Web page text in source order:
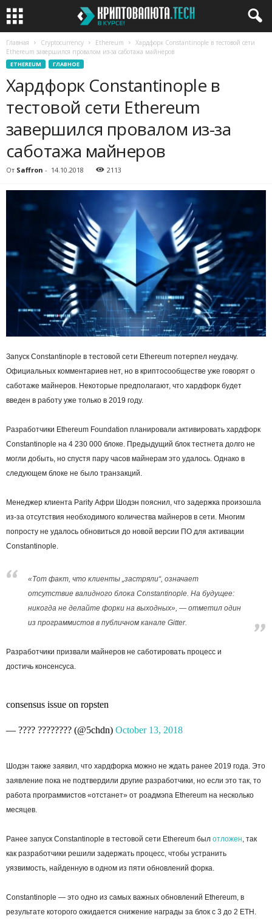
Главная Cryptocurrency Ethereum
Хардфорк Constantinople в тестовой сети
Ethereum завершился провалом из-за саботажа майнеров
ETHEREUM ГЛАВНОЕ
Хардфорк Constantinople в
тестовой сети Ethereum
завершился провалом из-за
саботажа майнеров
От Saffron - 14.10.2018 2113
Запуск Constantinople в тестовой сети Ethereum потерпел неудачу.
Официальных комментариев нет, но в криптосообществе уже говорят о
саботаже майнеров. Некоторые предполагают, что хардфорк будет
введен в работу уже только в 2019 году.
Разработчики Ethereum Foundation планировали активировать хардфорк
Constantinople на 4 230 000 блоке. Предыдущий блок тестнета долго не
могли добыть, но спустя пару часов майнерам это удалось. Однако в
следующем блоке не было транзакций.
Менеджер клиента Parity Афри Шодэн пояснил, что задержка произошла
из-за отсутствия необходимого количества майнеров в сети. Многим
попросту не удалось обновиться до новой версии ПО для активации
Constantinople.
«Тот факт, что клиенты „застряли“, означает
отсутствие валидного блока Constantinople. На будущее:
никогда не делайте форки на выходных», — отметил один
из программистов в публичном канале Gitter.
Разработчики призвали майнеров не саботировать процесс и
достичь консенсуса
consensus issue on ropsten
— ???? ???????? (@5chdn) October 13, 2018
Шодэн также заявил, что хардфорка можно не ждать ранее 2019 года. Это
заявление пока не подтвердили другие разработчики, но если это так, то
работа программистов «отстанет» от роадмэпа Ethereum на несколько
месяцев.
Ранее запуск Constantinople в тестовой сети Ethereum был отложен , так
как разработчики решили задержать процесс, чтобы устранить
уязвимость, найденную в одном из пяти обновлений форка.
Constantinople — это одно из самых важных обновлений Ethereum, в
результате которого ожидается снижение награды за блок с 3 до 2 ETH.